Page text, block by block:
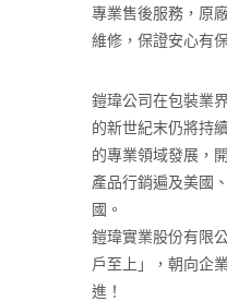
專業售後服務，原
維修，保證安心有保
鎧瑋公司在包裝業
的新世紀末仍將持
的專業領域發展，
產品行銷遍及美國
國。
鎧瑋實業股份有限
戶至上」，朝向企
進！